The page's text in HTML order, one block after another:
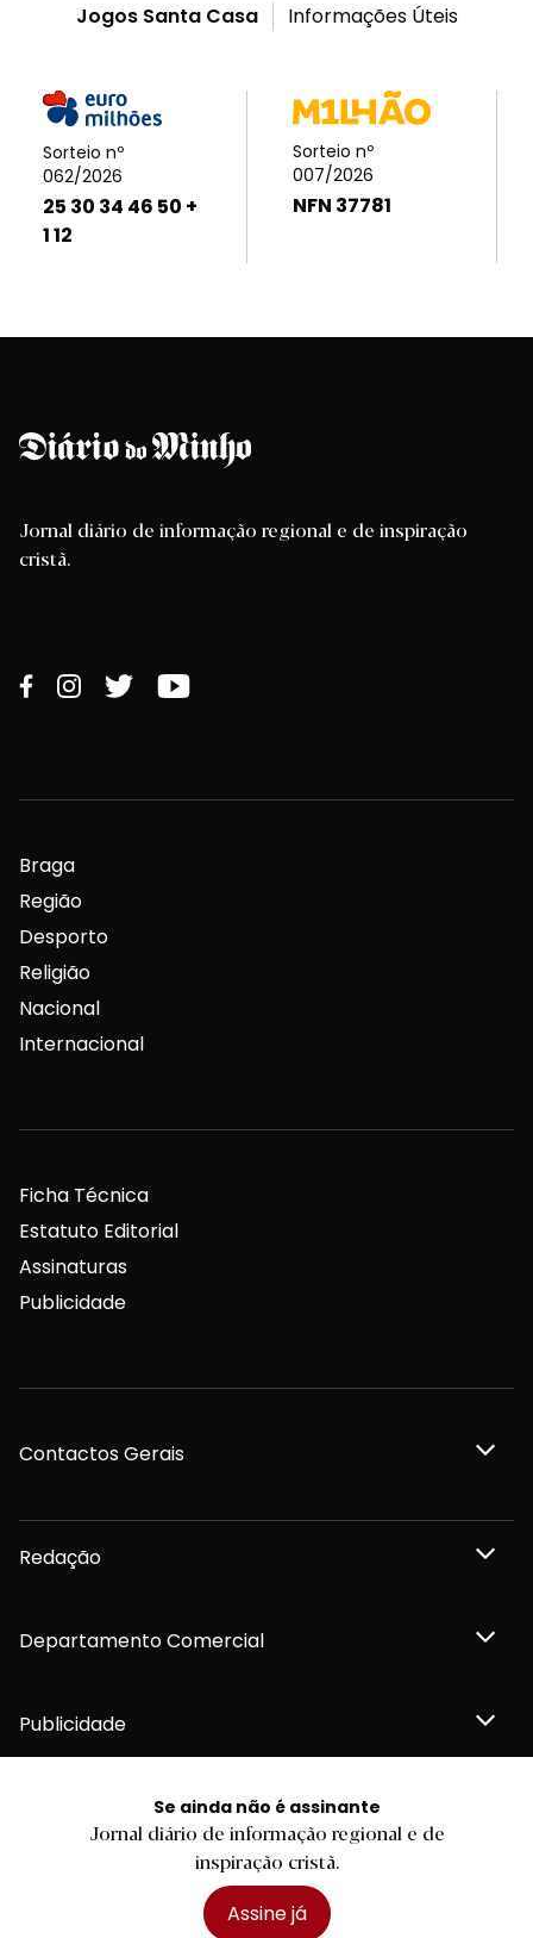
Jogos Santa Casa Informações Úteis
Sorteio nº
062/2026
25 30 34 46 50 +
1 12
Sorteio nº
007/2026
NFN 37781
Se ainda não é assinante
Jornal diário de informação regional e de
inspiração cristã.
Assine já
Jornal diário de informação regional e de inspiração
cristã.
Braga
Região
Desporto
Religião
Nacional
Internacional
Ficha Técnica
Estatuto Editorial
Assinaturas
Publicidade
Contactos Gerais
Redação
Departamento Comercial
Publicidade
Declaração de compromisso FSC®
Política de Confidencialidade